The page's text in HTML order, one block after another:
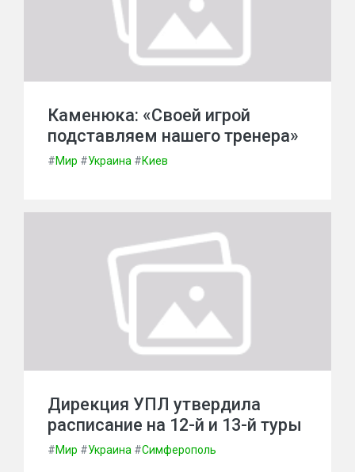
Каменюка: «Своей игрой
подставляем нашего тренера»
#Мир #Украина #Киев
Дирекция УПЛ утвердила
расписание на 12-й и 13-й туры
#Мир #Украина #Симферополь